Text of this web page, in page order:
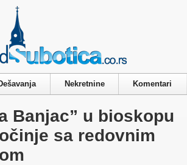
Nekretnine Komentari
Banjac” u bioskopu
sa redovnim
Privacy & Cookies Policy